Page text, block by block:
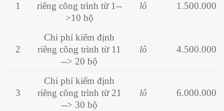
1
riêng công trình từ 1--
>10 bộ
lô 1.500.000
2
Chi phí kiểm định
riêng công trình từ 11
--> 20 bộ
lô 4.500.000
3
Chi phí kiểm định
riêng công trình từ 21
--> 30 bộ
lô 6.000.000